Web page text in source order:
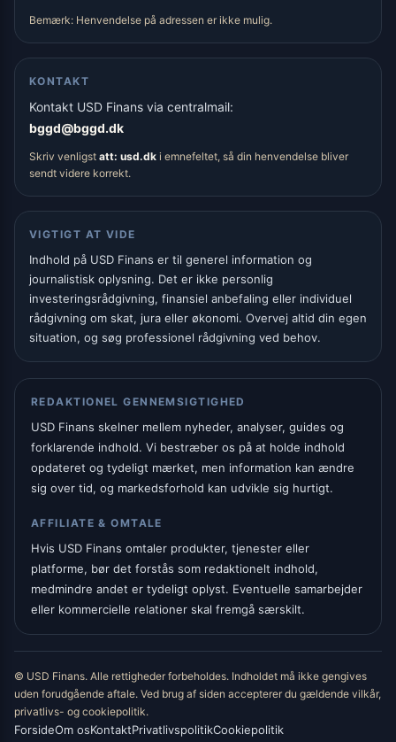
Bemærk: Henvendelse på adressen er ikke mulig.
KONTAKT
Kontakt USD Finans via centralmail:
bggd@bggd.dk
Skriv venligst att: usd.dk i emnefeltet, så din henvendelse bliver
sendt videre korrekt.
VIGTIGT AT VIDE
Indhold på USD Finans er til generel information og
journalistisk oplysning. Det er ikke personlig
investeringsrådgivning, finansiel anbefaling eller individuel
rådgivning om skat, jura eller økonomi. Overvej altid din egen
situation, og søg professionel rådgivning ved behov.
REDAKTIONEL GENNEMSIGTIGHED
USD Finans skelner mellem nyheder, analyser, guides og
forklarende indhold. Vi bestræber os på at holde indhold
opdateret og tydeligt mærket, men information kan ændre
sig over tid, og markedsforhold kan udvikle sig hurtigt.
AFFILIATE & OMTALE
Hvis USD Finans omtaler produkter, tjenester eller
platforme, bør det forstås som redaktionelt indhold,
medmindre andet er tydeligt oplyst. Eventuelle samarbejder
eller kommercielle relationer skal fremgå særskilt.
© USD Finans. Alle rettigheder forbeholdes. Indholdet må ikke gengives
uden forudgående aftale. Ved brug af siden accepterer du gældende vilkår,
privatlivs- og cookiepolitik.
ForsideOm osKontaktPrivatlivspolitikCookiepolitik